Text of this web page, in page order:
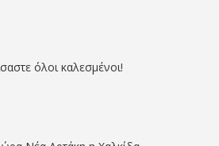
όλοι καλεσμένοι!